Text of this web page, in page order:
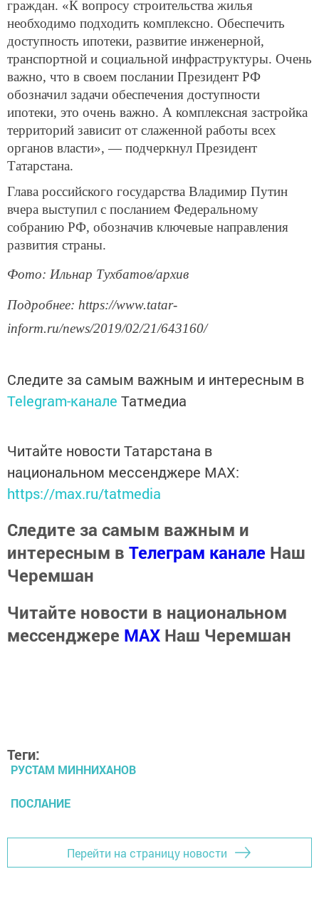
граждан. «К вопросу строительства жилья
необходимо подходить комплексно. Обеспечить
доступность ипотеки, развитие инженерной,
транспортной и социальной инфраструктуры. Очень
важно, что в своем послании Президент РФ
обозначил задачи обеспечения доступности
ипотеки, это очень важно. А комплексная застройка
территорий зависит от слаженной работы всех
органов власти», — подчеркнул Президент
Татарстана.
Глава российского государства Владимир Путин
вчера выступил с посланием Федеральному
собранию РФ, обозначив ключевые направления
развития страны.
Фото: Ильнар Тухбатов/архив
Подробнее: https://www.tatar-
inform.ru/news/2019/02/21/643160/
Следите за самым важным и интересным в
Telegram-канале Татмедиа
Читайте новости Татарстана в
национальном мессенджере MАХ:
https://max.ru/tatmedia
Следите за самым важным и
интересным в Телеграм канале Наш
Черемшан
Читайте новости в национальном
мессенджере MАХ Наш Черемшан
Теги:
РУСТАМ МИННИХАНОВ
ПОСЛАНИЕ
Перейти на страницу новости